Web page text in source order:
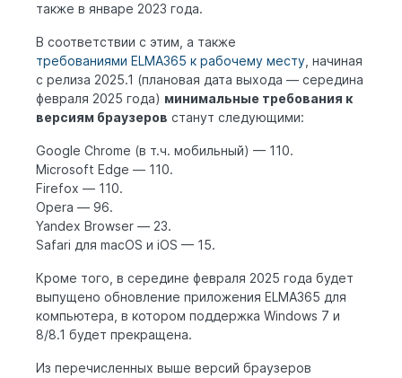
также в январе 2023 года.
В соответствии с этим, а также
требованиями ELMA365 к рабочему месту, начиная
с релиза 2025.1 (плановая дата выхода — середина
февраля 2025 года) минимальные требования к
версиям браузеров станут следующими:
Google Chrome (в т.ч. мобильный) — 110.
Microsoft Edge — 110.
Firefox — 110.
Opera — 96.
Yandex Browser — 23.
Safari для macOS и iOS — 15.
Кроме того, в середине февраля 2025 года будет
выпущено обновление приложения ELMA365 для
компьютера, в котором поддержка Windows 7 и
8/8.1 будет прекращена.
Из перечисленных выше версий браузеров